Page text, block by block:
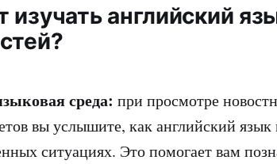
изучать английский
среда: при просмотре
вы услышите, как английский язык
ситуациях. Это помогает вам